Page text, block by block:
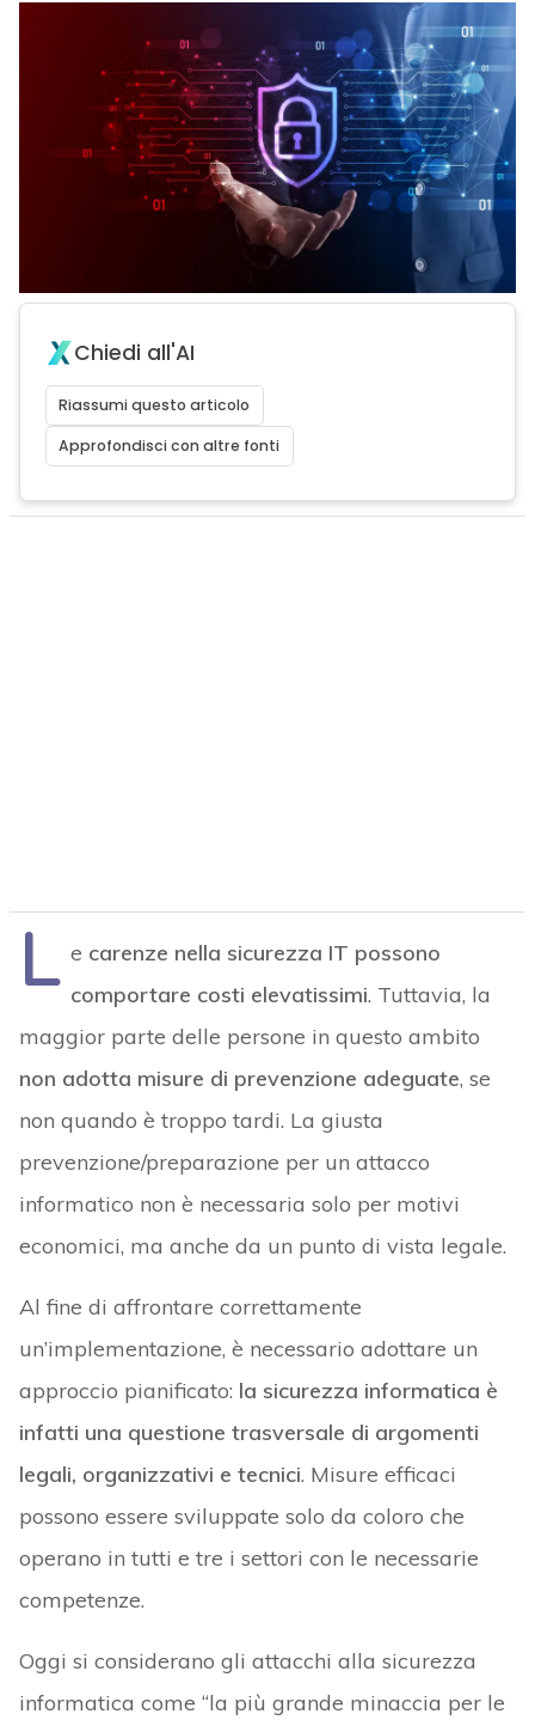
Chiedi all'AI
Riassumi questo articolo
Approfondisci con altre fonti
L e carenze nella sicurezza IT possono
comportare costi elevatissimi. Tuttavia, la
maggior parte delle persone in questo ambito
non adotta misure di prevenzione adeguate, se
non quando è troppo tardi. La giusta
prevenzione/preparazione per un attacco
informatico non è necessaria solo per motivi
economici, ma anche da un punto di vista legale.
Al fine di affrontare correttamente
un’implementazione, è necessario adottare un
approccio pianificato: la sicurezza informatica è
infatti una questione trasversale di argomenti
legali, organizzativi e tecnici. Misure efficaci
possono essere sviluppate solo da coloro che
operano in tutti e tre i settori con le necessarie
competenze.
Oggi si considerano gli attacchi alla sicurezza
informatica come “la più grande minaccia per le